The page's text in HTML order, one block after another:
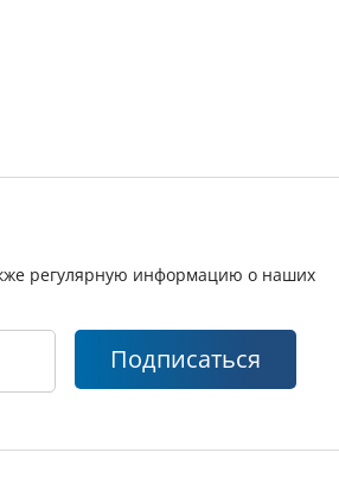
регулярную информацию о наших
Подписаться